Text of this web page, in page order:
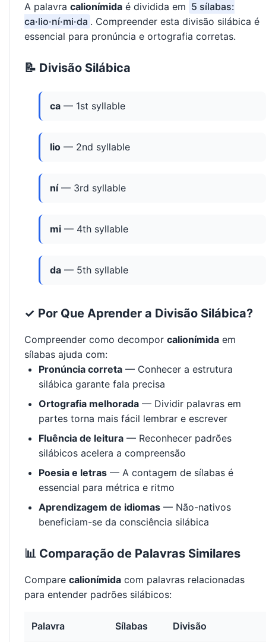
A palavra calionímida é dividida em 5 sílabas:
ca·lio·ní·mi·da . Compreender esta divisão silábica é
essencial para pronúncia e ortografia corretas.
📝 Divisão Silábica
ca — 1st syllable
lio — 2nd syllable
ní— 3rd syllable
mi — 4th syllable
da — 5th syllable
✓ Por Que Aprender a Divisão Silábica?
Compreender como decompor calionímida em
sílabas ajuda com:
Pronúncia correta — Conhecer a estrutura
silábica garante fala precisa
Ortografia melhorada — Dividir palavras em
partes torna mais fácil lembrar e escrever
Fluência de leitura — Reconhecer padrões
silábicos acelera a compreensão
Poesia e letras — A contagem de sílabas é
essencial para métrica e ritmo
Aprendizagem de idiomas — Não-nativos
beneficiam-se da consciência silábica
📊 Comparação de Palavras Similares
Compare calionímida com palavras relacionadas
para entender padrões silábicos:
Palavra Sílabas Divisão